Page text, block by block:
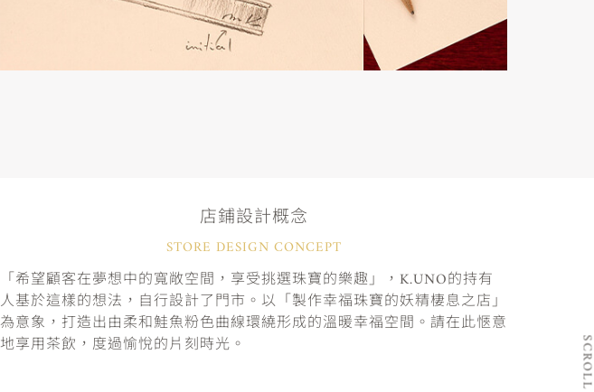
店鋪設計概念
STORE DESIGN CONCEPT
「希望顧客在夢想中的寬敞空間，享受挑選珠寶的樂趣」，K.UNO的持有
人基於這樣的想法，自行設計了門市。以「製作幸福珠寶的妖精棲息之店」
為意象，打造出由柔和鮭魚粉色曲線環繞形成的溫暖幸福空間。請在此愜意
地享用茶飲，度過愉悅的片刻時光。